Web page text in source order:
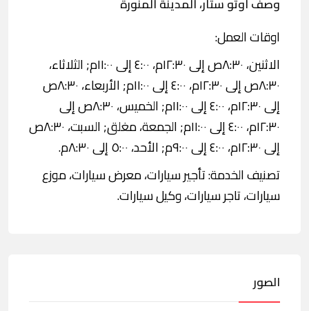
اوقات العمل:
الاثنين، ٨:٣٠ص إلى ١٢:٣٠م، ٤:٠٠ إلى ١١:٠٠م; الثلاثاء،
٨:٣٠ص إلى ١٢:٣٠م، ٤:٠٠ إلى ١١:٠٠م; الأربعاء، ٨:٣٠ص
إلى ١٢:٣٠م، ٤:٠٠ إلى ١١:٠٠م; الخميس، ٨:٣٠ص إلى
١٢:٣٠م، ٤:٠٠ إلى ١١:٠٠م; الجمعة، مغلق; السبت، ٨:٣٠ص
إلى ١٢:٣٠م، ٤:٠٠ إلى ٩:٠٠م; الأحد، ٥:٠٠ إلى ٨:٣٠م.
تصنيف الخدمة: تأجير سيارات، معرض سيارات، موزع
سيارات، تاجر سيارات، وكيل سيارات.
الصور